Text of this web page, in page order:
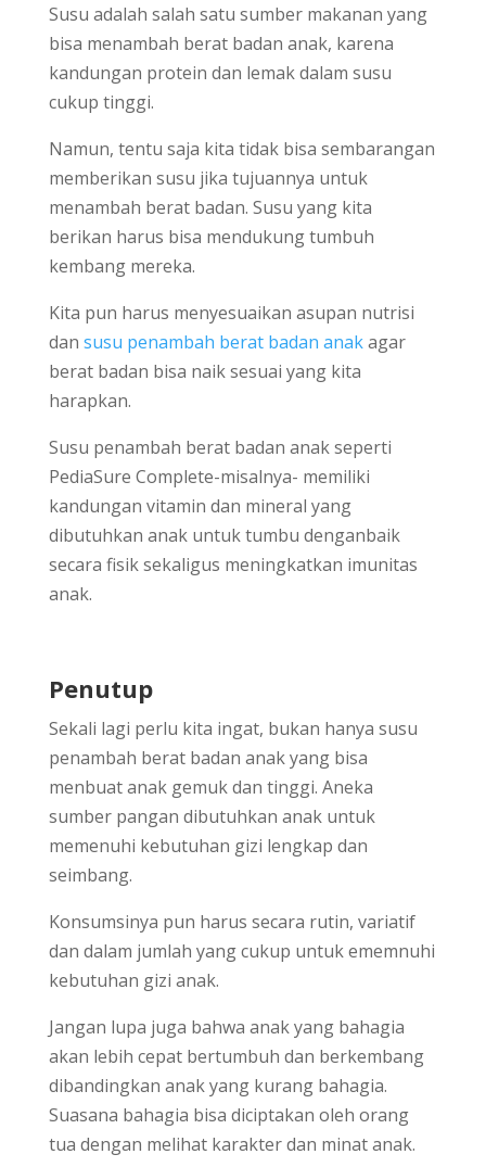
Susu adalah salah satu sumber makanan yang
bisa menambah berat badan anak, karena
kandungan protein dan lemak dalam susu
cukup tinggi.
Namun, tentu saja kita tidak bisa sembarangan
memberikan susu jika tujuannya untuk
menambah berat badan. Susu yang kita
berikan harus bisa mendukung tumbuh
kembang mereka.
Kita pun harus menyesuaikan asupan nutrisi
dan susu penambah berat badan anakagar
berat badan bisa naik sesuai yang kita
harapkan.
Susu penambah berat badan anak seperti
PediaSure Complete-misalnya- memiliki
kandungan vitamin dan mineral yang
dibutuhkan anak untuk tumbu denganbaik
secara fisik sekaligus meningkatkan imunitas
anak.
Penutup
Sekali lagi perlu kita ingat, bukan hanya susu
penambah berat badan anak yang bisa
menbuat anak gemuk dan tinggi. Aneka
sumber pangan dibutuhkan anak untuk
memenuhi kebutuhan gizi lengkap dan
seimbang.
Konsumsinya pun harus secara rutin, variatif
dan dalam jumlah yang cukup untuk ememnuhi
kebutuhan gizi anak.
Jangan lupa juga bahwa anak yang bahagia
akan lebih cepat bertumbuh dan berkembang
dibandingkan anak yang kurang bahagia.
Suasana bahagia bisa diciptakan oleh orang
tua dengan melihat karakter dan minat anak.